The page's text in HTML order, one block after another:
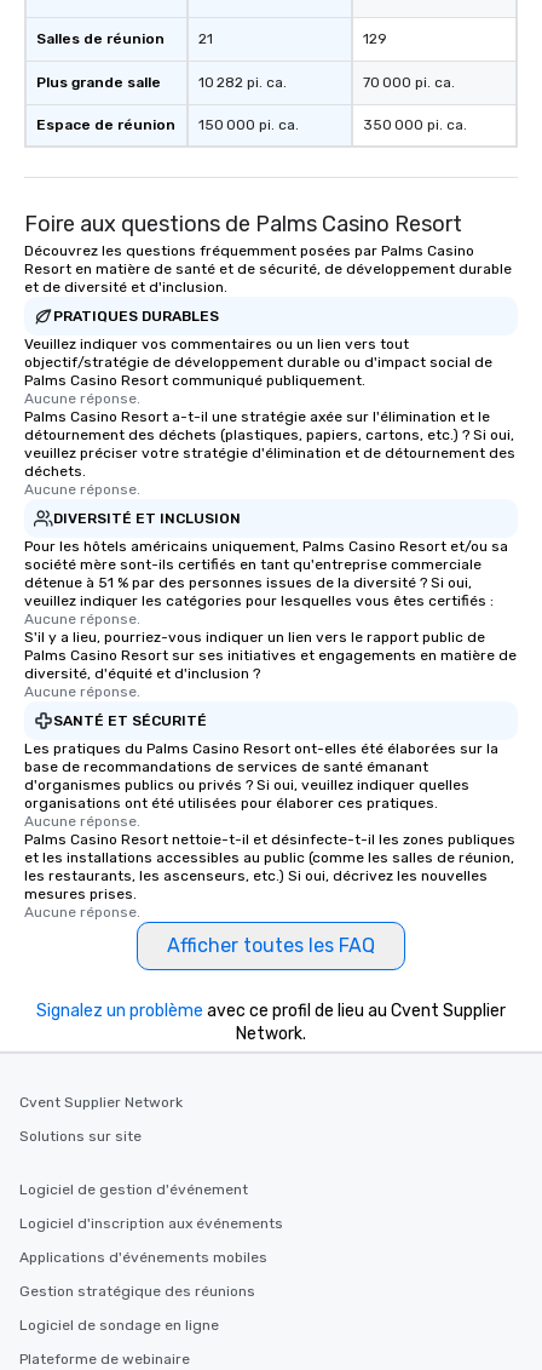
Salles de réunion
Plus grande salle
Espace de réunion
21
10 282 pi. ca.
150 000 pi. ca.
129
70 000 pi. ca.
350 000 pi. ca.
Foire aux questions de Palms Casino Resort
Découvrez les questions fréquemment posées par Palms Casino
Resort en matière de santé et de sécurité, de développement durable
et de diversité et d'inclusion.
PRATIQUES DURABLES
Veuillez indiquer vos commentaires ou un lien vers tout
objectif/stratégie de développement durable ou d'impact social de
Palms Casino Resort communiqué publiquement.
Aucune réponse.
Palms Casino Resort a-t-il une stratégie axée sur l'élimination et le
détournement des déchets (plastiques, papiers, cartons, etc.) ? Si oui,
veuillez préciser votre stratégie d'élimination et de détournement des
déchets.
Aucune réponse.
DIVERSITÉ ET INCLUSION
Pour les hôtels américains uniquement, Palms Casino Resort et/ou sa
société mère sont-ils certifiés en tant qu'entreprise commerciale
détenue à 51 % par des personnes issues de la diversité ? Si oui,
veuillez indiquer les catégories pour lesquelles vous êtes certifiés :
Aucune réponse.
S'il y a lieu, pourriez-vous indiquer un lien vers le rapport public de
Palms Casino Resort sur ses initiatives et engagements en matière de
diversité, d'équité et d'inclusion ?
Aucune réponse.
SANTÉ ET SÉCURITÉ
Les pratiques du Palms Casino Resort ont-elles été élaborées sur la
base de recommandations de services de santé émanant
d'organismes publics ou privés ? Si oui, veuillez indiquer quelles
organisations ont été utilisées pour élaborer ces pratiques.
Aucune réponse.
Palms Casino Resort nettoie-t-il et désinfecte-t-il les zones publiques
et les installations accessibles au public (comme les salles de réunion,
les restaurants, les ascenseurs, etc.) Si oui, décrivez les nouvelles
mesures prises.
Aucune réponse.
Afficher toutes les FAQ
Signalez un problème avec ce profil de lieu au Cvent Supplier
Network.
Cvent Supplier Network
Solutions sur site
Logiciel de gestion d'événement
Logiciel d'inscription aux événements
Applications d'événements mobiles
Gestion stratégique des réunions
Logiciel de sondage en ligne
Plateforme de webinaire